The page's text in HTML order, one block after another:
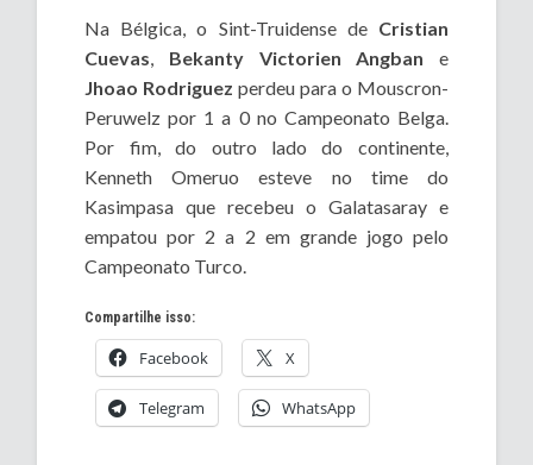
Na Bélgica, o Sint-Truidense de Cristian
Cuevas, Bekanty Victorien Angban e
Jhoao Rodriguez perdeu para o Mouscron-
Peruwelz por 1 a 0 no Campeonato Belga.
Por fim, do outro lado do continente,
Kenneth Omeruo esteve no time do
Kasimpasa que recebeu o Galatasaray e
empatou por 2 a 2 em grande jogo pelo
Campeonato Turco.
Compartilhe isso:
Facebook X
Telegram WhatsApp